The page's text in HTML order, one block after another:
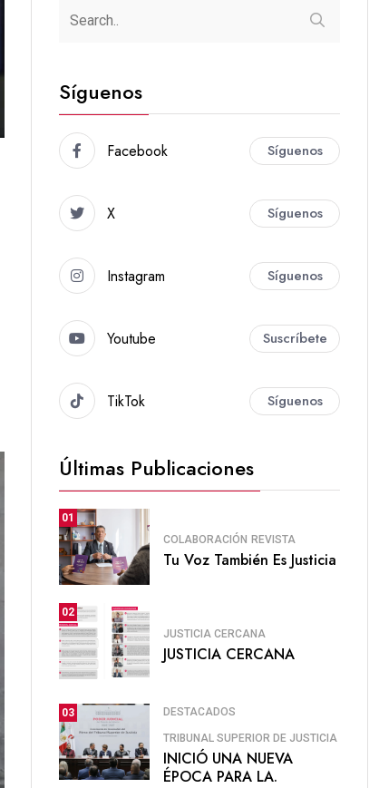
Síguenos
Facebook Síguenos
X Síguenos
Instagram Síguenos
Youtube Suscríbete
TikTok Síguenos
Últimas Publicaciones
01
COLABORACIÓN REVISTA
Tu Voz También Es Justicia
02
JUSTICIA CERCANA
JUSTICIA CERCANA
03 DESTACADOS
TRIBUNAL SUPERIOR DE JUSTICIA
INICIÓ UNA NUEVA
ÉPOCA PARA LA.